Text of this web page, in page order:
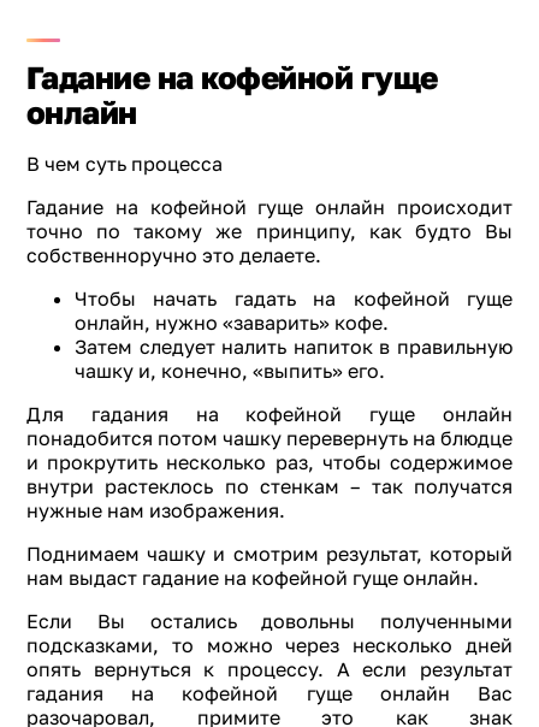
Гадание на кофейной гуще
онлайн
В чем суть процесса
Гадание на кофейной гуще онлайн происходит
точно по такому же принципу, как будто Вы
собственноручно это делаете.
Чтобы начать гадать на кофейной гуще
онлайн, нужно «заварить» кофе.
Затем следует налить напиток в правильную
чашку и, конечно, «выпить» его.
Для гадания на кофейной гуще онлайн
понадобится потом чашку перевернуть на блюдце
и прокрутить несколько раз, чтобы содержимое
внутри растеклось по стенкам – так получатся
нужные нам изображения.
Поднимаем чашку и смотрим результат, который
нам выдаст гадание на кофейной гуще онлайн.
Если Вы остались довольны полученными
подсказками, то можно через несколько дней
опять вернуться к процессу. А если результат
гадания на кофейной гуще онлайн Вас
разочаровал, примите это как знак